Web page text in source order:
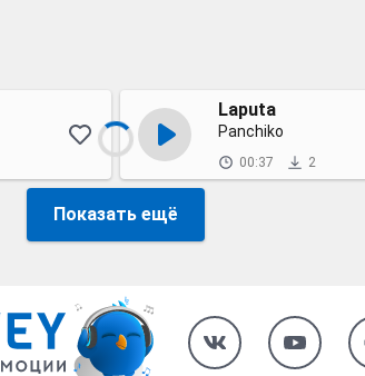
Laputa
Panchiko
00:37 2
Показать ещё